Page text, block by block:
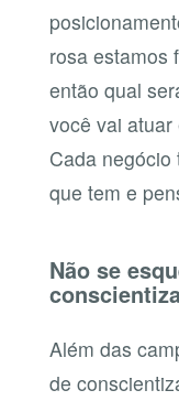
rosa estamos
então qual
você vai
Cada
que tem e
Não se
Além das
de